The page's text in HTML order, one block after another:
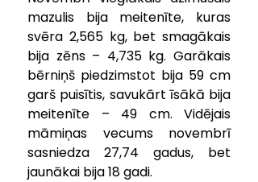
mazulis bija meitenīte, kuras
svēra 2,565 kg, bet smagākais
bija zēns – 4,735 kg. Garākais
bērniņš piedzimstot bija 59 cm
garš puisītis, savukārt īsākā bija
meitenīte – 49 cm. Vidējais
māmiņas vecums novembrī
sasniedza 27,74 gadus, bet
jaunākai bija 18 gadi.